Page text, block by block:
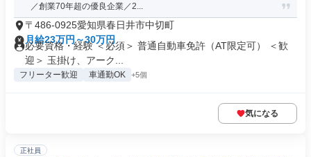
／創業70年超の優良企業／2...
〒486-0925愛知県春日井市中切町
月給23万円～30万円
必要資格・経験 ＜必須＞ 普通自動車免許（AT限定可） ＜歓
迎＞ 玉掛け、アーク...
フリーター歓迎 車通勤OK +5個
気になる
正社員